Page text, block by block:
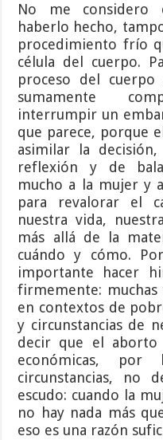
No me considero
haberlo hecho,
procedimiento frío
célula del cuerpo.
proceso del
sumamente
interrumpir un
que parece, porque
asimilar la
reflexión y de
mucho a la mujer y
para revalorar el
nuestra vida,
más allá de la
cuándo y cómo.
importante hacer
firmemente:
en contextos de
y circunstancias de
decir que el aborto
económicas,
circunstancias, no
escudo: cuando la
no hay nada más
eso es una razón